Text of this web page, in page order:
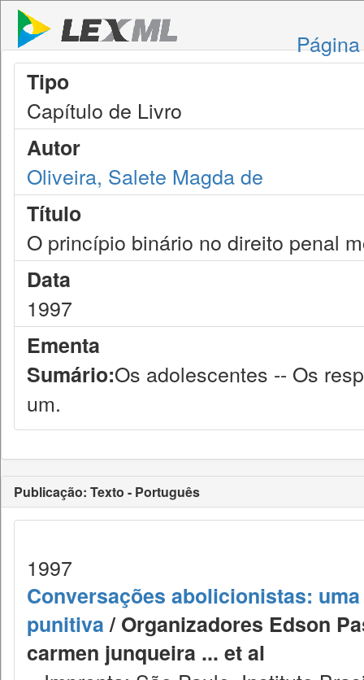
Tipo
Capítulo de Livro
Autor
Oliveira, Salete Magda de
Título
O princípio binário no direito penal
Data
1997
Ementa
Sumário:Os adolescentes -- Os
um.
Publicação: Texto - Português
1997
Conversações abolicionistas:
punitiva/ Organizadores Edson
carmen junqueira ... et al